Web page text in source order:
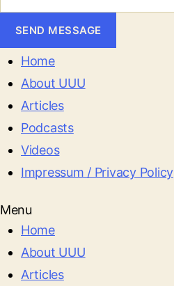
SEND MESSAGE
Home
About UUU
Articles
Podcasts
Videos
Impressum / Privacy Policy
Menu
Home
About UUU
Articles